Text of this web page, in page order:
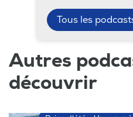
Tous les
Autres
découvrir